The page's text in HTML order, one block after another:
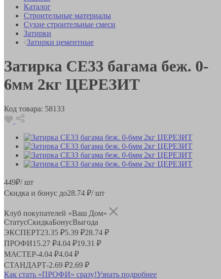
Каталог
Строительные материалы
Сухие строительные смеси
Затирки
Затирки цементные
Затирка СЕ33 багама беж. 0-
6мм 2кг ЦЕРЕЗИТ
Код товара: 58133
449₽/ шт
Скидка и бонус до28.74 ₽/ шт
Клуб покупателей «Ваш Дом»
СтатусСкидкаБонусВыгода
ЭКСПЕРТ23.35 ₽5.39 ₽28.74 ₽
ПРОФИ15.27 ₽4.04 ₽19.31 ₽
МАСТЕР-4.04 ₽4.04 ₽
СТАНДАРТ-2.69 ₽2.69 ₽
Как стать «ПРОФИ» сразу!Узнать подробнее